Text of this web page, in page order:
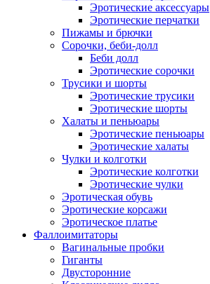
Эротические аксессуары
Эротические перчатки
Пижамы и брючки
Сорочки, беби-долл
Беби долл
Эротические сорочки
Трусики и шорты
Эротические трусики
Эротические шорты
Халаты и пеньюары
Эротические пеньюары
Эротические халаты
Чулки и колготки
Эротические колготки
Эротические чулки
Эротическая обувь
Эротические корсажи
Эротическое платье
Фаллоимитаторы
Вагинальные пробки
Гиганты
Двусторонние